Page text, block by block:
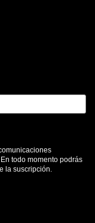
todo momento podrás
la suscripción.